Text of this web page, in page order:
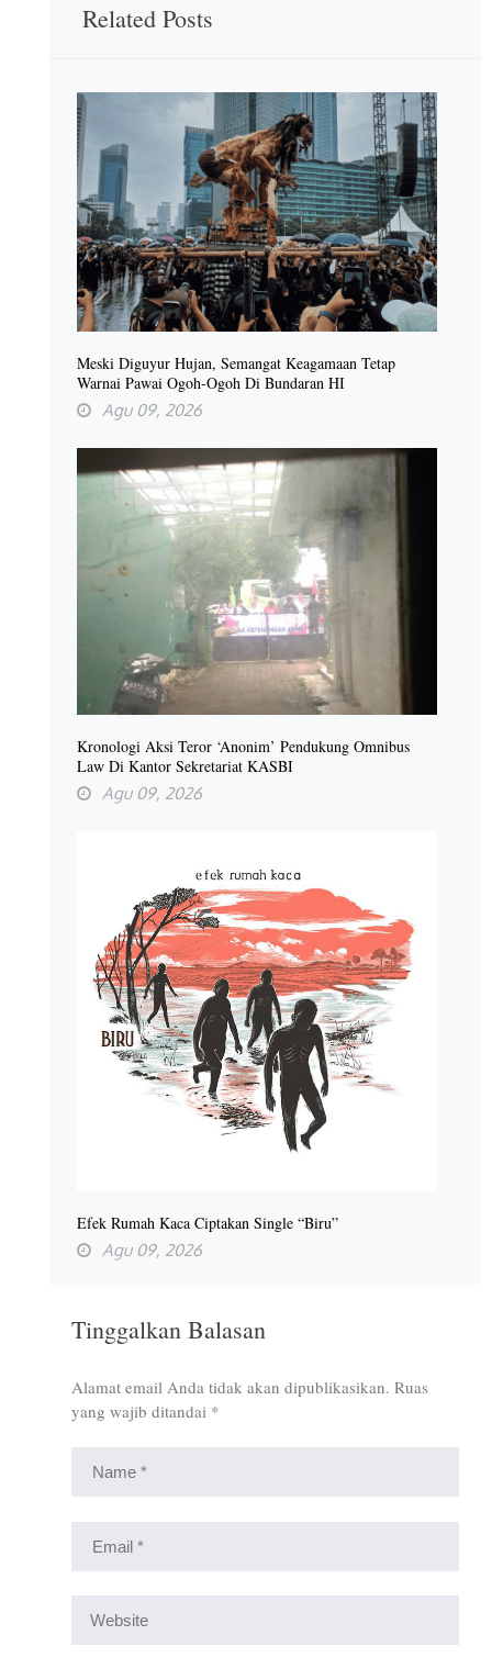
Related Posts
Meski Diguyur Hujan, Semangat Keagamaan Tetap
Warnai Pawai Ogoh-Ogoh Di Bundaran HI
Agu 09, 2026
Kronologi Aksi Teror ‘Anonim’ Pendukung Omnibus
Law Di Kantor Sekretariat KASBI
Agu 09, 2026
Efek Rumah Kaca Ciptakan Single “Biru”
Agu 09, 2026
Tinggalkan Balasan
Alamat email Anda tidak akan dipublikasikan. Ruas
yang wajib ditandai *